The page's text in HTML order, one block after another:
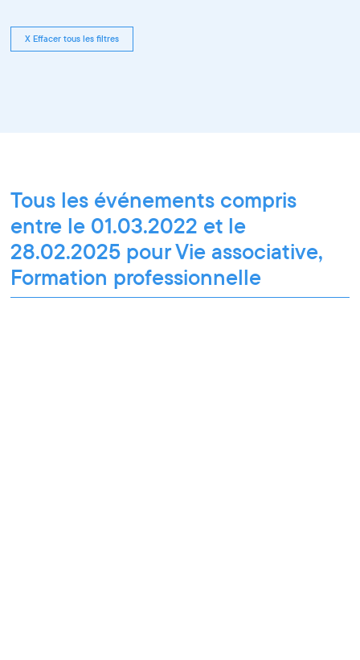
X Effacer tous les filtres
Tous les événements compris
entre le 01.03.2022 et le
28.02.2025 pour Vie associative,
Formation professionnelle